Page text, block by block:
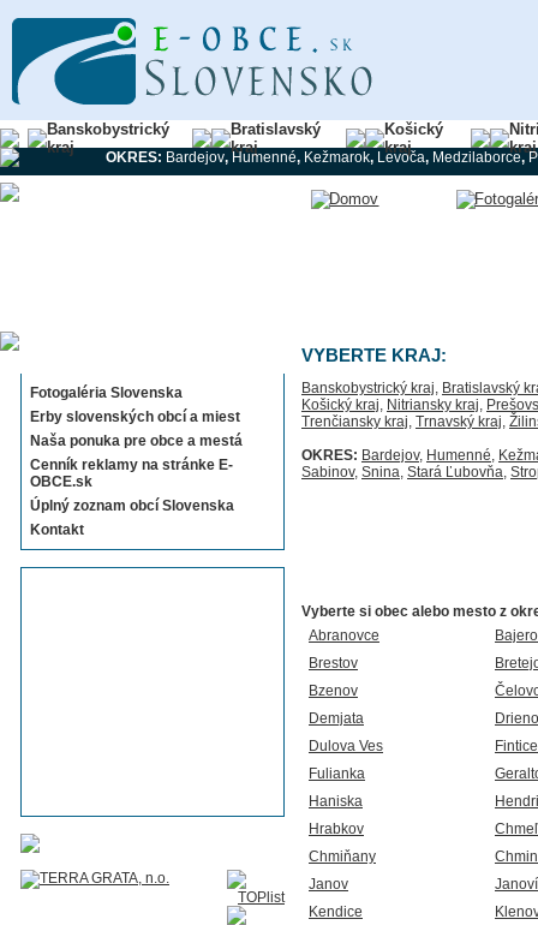
Banskobystrický
kraj
Bratislavský
kraj
Košický
kraj
kraj
OKRES: Bardejov,Humenné, Kežmarok, Levoča, Medzilaborce,
Fotogaléria Slovenska
Erby slovenských obcí a miest
Naša ponuka pre obce a mestá
Cenník reklamy na stránke E-
OBCE.sk
Úplný zoznam obcí Slovenska
Kontakt
VYBERTE KRAJ:
Banskobystrický kraj, Bratislavský
Košický kraj, Nitriansky kraj,
Trenčiansky kraj, Trnavský kraj,
OKRES: Bardejov, Humenné,
Sabinov, Snina, Stará Ľubovňa,
Vyberte si obec alebo mesto z
Abranovce
Brestov
Bzenov
Demjata
Dulova Ves
Fintice
Fulianka
Haniska
Hrabkov
Chmiňany
Janov
Kendice